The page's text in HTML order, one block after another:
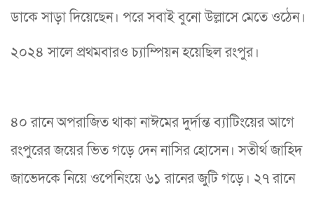
ডাকে সাড়া দিয়েছেন। পরে সবাই বুনো উল্লাসে মেতে ওঠেন।
২০২৪ সালে প্রথমবারও চ্যাম্পিয়ন হয়েছিল রংপুর।
৪০ রানে অপরাজিত থাকা নাঈমের দুর্দান্ত ব্যাটিংয়ের আগে
রংপুরের জয়ের ভিত গড়ে দেন নাসির হোসেন। সতীর্থ জাহিদ
জাভেদকে নিয়ে ওপেনিংয়ে ৬১ রানের জুটি গড়ে। ২৭ রানে